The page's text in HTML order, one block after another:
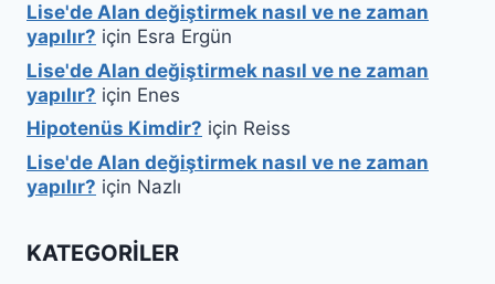
Lise'de Alan değiştirmek nasıl ve ne zaman
yapılır? için Esra Ergün
Lise'de Alan değiştirmek nasıl ve ne zaman
yapılır? için Enes
Hipotenüs Kimdir? için Reiss
Lise'de Alan değiştirmek nasıl ve ne zaman
yapılır? için Nazlı
KATEGORILER